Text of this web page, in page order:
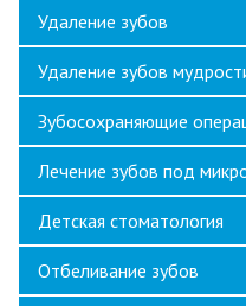
Удаление зубов
Удаление зубов
Зубосохраняющие
Лечение зубов под
Детская стоматология
Отбеливание зубов